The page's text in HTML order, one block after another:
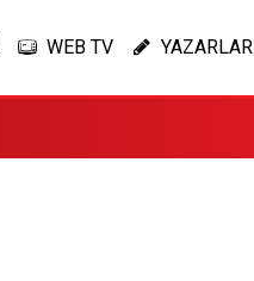
WEB TV YAZARLAR